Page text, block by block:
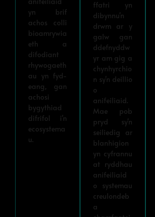
yn brif
achos colli
bioamrywia
eth a
difodiant
rhywogaeth
au yn fyd-
eang, gan
achosi
bygythiad
difrifol i'n
ecosystema
u.
ffatri yn
dibynnu'n
drwm ar y
galw gan
ddefnyddw
yr am gig a
chynhyrchio
n sy'n deillio
o
anifeiliaid.
Mae pob
pryd sy'n
seiliedig ar
blanhigion
yn cyfrannu
at ryddhau
anifeiliaid
o systemau
creulondeb
a